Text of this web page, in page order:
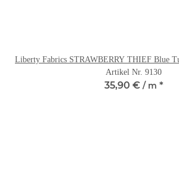
Liberty Fabrics STRAWBERRY THIEF Blue
Artikel Nr. 9130
35,90 €/ m *